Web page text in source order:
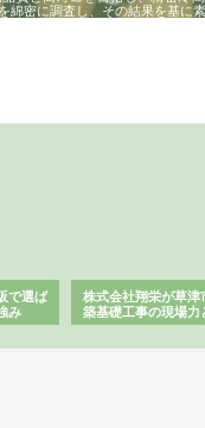
綿密に調査し、その結果を基に
で選ば
み
株式会社翔栄が草津
築基礎工事の現場力